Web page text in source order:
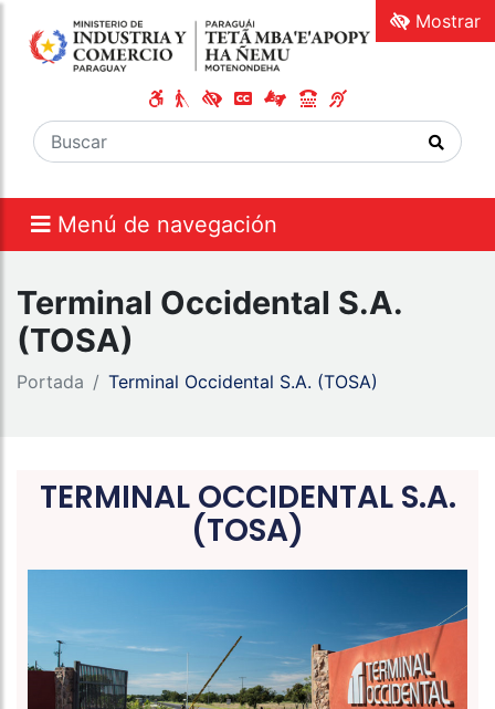
Menú de navegación
Mostrar
Terminal Occidental S.A.
(TOSA)
Portada Terminal Occidental S.A. (TOSA)
TERMINAL OCCIDENTAL S.A.
(TOSA)